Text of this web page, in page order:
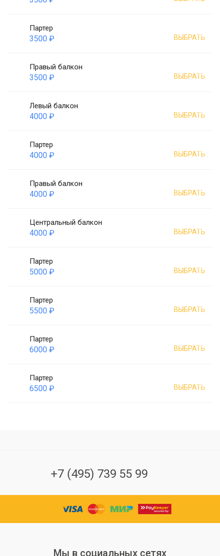
Партер
3500 ₽ ВЫБРАТЬ
Правый балкон
3500 ₽ ВЫБРАТЬ
Левый балкон
4000 ₽ ВЫБРАТЬ
Партер
4000 ₽ ВЫБРАТЬ
Правый балкон
4000 ₽ ВЫБРАТЬ
Центральный балкон
4000 ₽ ВЫБРАТЬ
Партер
5000 ₽ ВЫБРАТЬ
Партер
5500 ₽ ВЫБРАТЬ
Партер
6000 ₽ ВЫБРАТЬ
Партер
6500 ₽ ВЫБРАТЬ
+7 (495) 739 55 99
Мы в социальных сетях